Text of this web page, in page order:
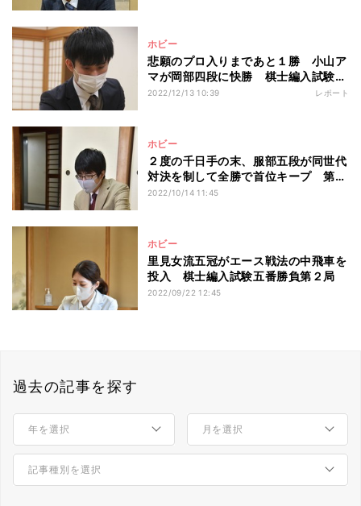
ホビー
悲願のプロ入りまであと１勝 小山ア
マが岡部四段に快勝 棋士編入試験五
番勝負第２局
2022/12/13 10:39 レポート
ホビー
２度の千日手の末、服部五段が同世代
対決を制して全勝で首位キープ 第
81期順位戦Ｃ級２組
2022/10/14 11:45
ホビー
里見女流五冠がエース戦法の中飛車を
投入 棋士編入試験五番勝負第２局
2022/09/22 12:45
過去の記事を探す